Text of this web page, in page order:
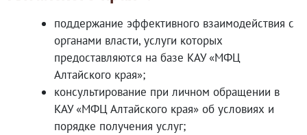
поддержание эффективного взаимодействия с
органами власти, услуги которых
предоставляются на базе КАУ «МФЦ
Алтайского края»;
консультирование при личном обращении в
КАУ «МФЦ Алтайского края» об условиях и
порядке получения услуг;